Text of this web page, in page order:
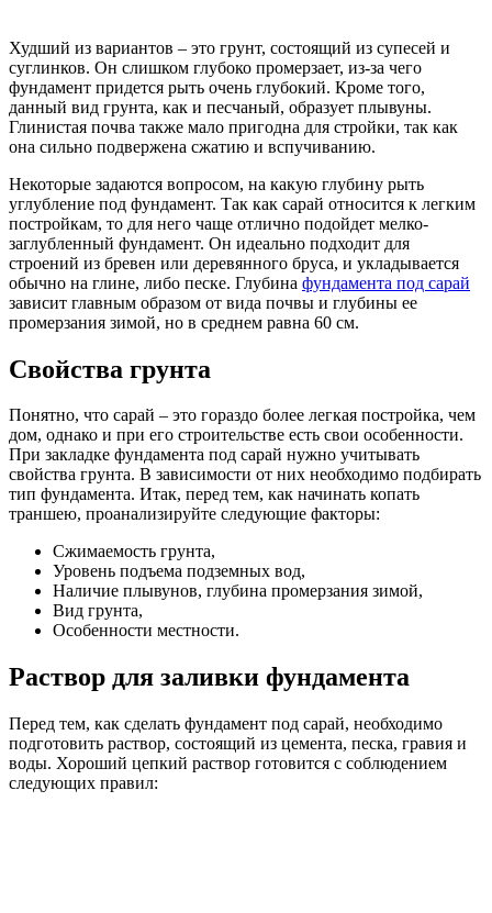
Худший из вариантов – это грунт, состоящий из супесей и
суглинков. Он слишком глубоко промерзает, из-за чего
фундамент придется рыть очень глубокий. Кроме того,
данный вид грунта, как и песчаный, образует плывуны.
Глинистая почва также мало пригодна для стройки, так как
она сильно подвержена сжатию и вспучиванию.
Некоторые задаются вопросом, на какую глубину рыть
углубление под фундамент. Так как сарай относится к легким
постройкам, то для него чаще отлично подойдет мелко-
заглубленный фундамент. Он идеально подходит для
строений из бревен или деревянного бруса, и укладывается
обычно на глине, либо песке. Глубина фундамента под сарай
зависит главным образом от вида почвы и глубины ее
промерзания зимой, но в среднем равна 60 см.
Свойства грунта
Понятно, что сарай – это гораздо более легкая постройка, чем
дом, однако и при его строительстве есть свои особенности.
При закладке фундамента под сарай нужно учитывать
свойства грунта. В зависимости от них необходимо подбирать
тип фундамента. Итак, перед тем, как начинать копать
траншею, проанализируйте следующие факторы:
Сжимаемость грунта,
Уровень подъема подземных вод,
Наличие плывунов, глубина промерзания зимой,
Вид грунта,
Особенности местности.
Раствор для заливки фундамента
Перед тем, как сделать фундамент под сарай, необходимо
подготовить раствор, состоящий из цемента, песка, гравия и
воды. Хороший цепкий раствор готовится с соблюдением
следующих правил: